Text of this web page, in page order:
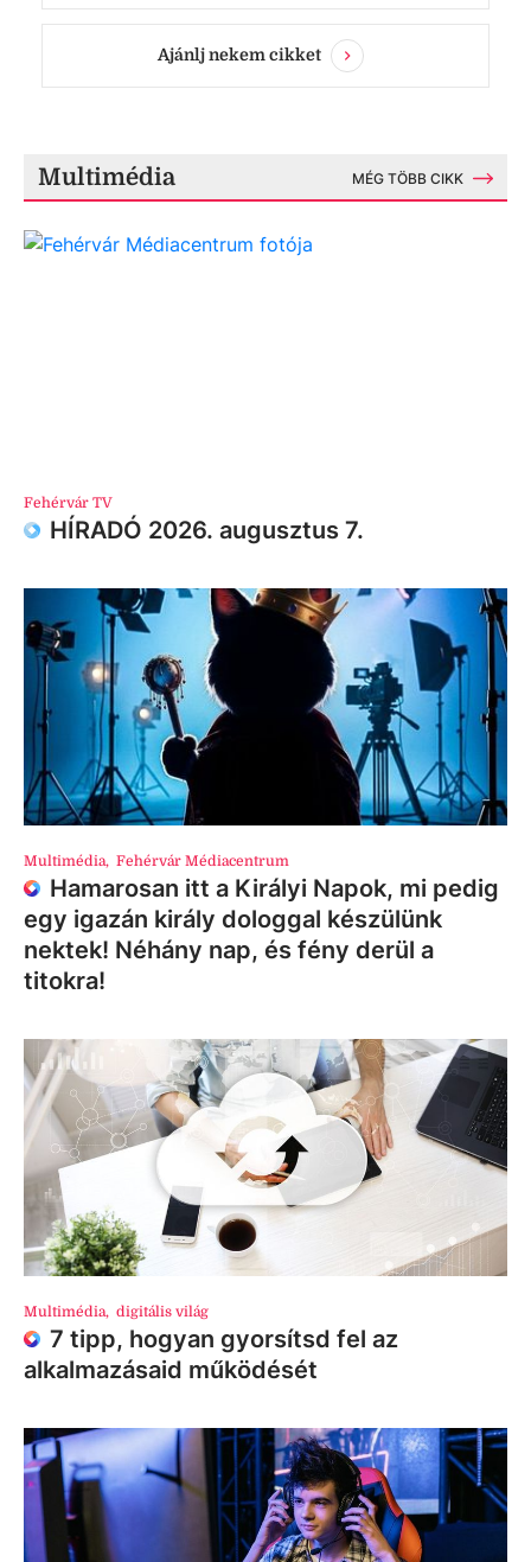
Ajánlj nekem cikket
Multimédia MÉG TÖBB CIKK
Fehérvár TV
HÍRADÓ 2026. augusztus 7.
Multimédia, Fehérvár Médiacentrum
Hamarosan itt a Királyi Napok, mi pedig
egy igazán király dologgal készülünk
nektek! Néhány nap, és fény derül a
titokra!
Multimédia, digitális világ
7 tipp, hogyan gyorsítsd fel az
alkalmazásaid működését